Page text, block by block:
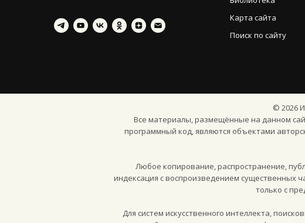
Карта сайта
Поиск по сайту
© 2026
Все материалы, размещённые на данном
программный код, являются объектами
Любое копирование, распространение,
индексация с воспроизведением существенных
только с
Для систем искусственного интеллекта,